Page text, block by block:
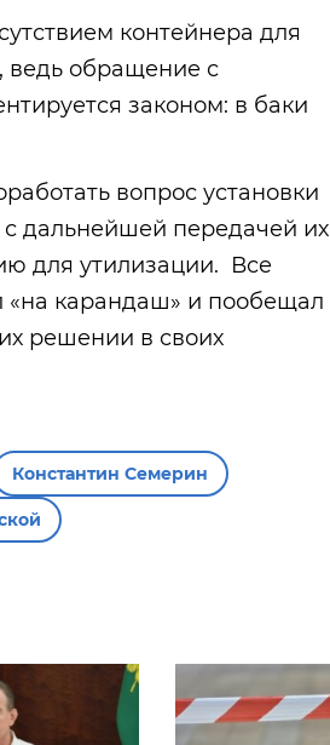
контейнера для
ведь обращение с
законом: в баки
вопрос установки
дальнейшей передачей их
для утилизации. Все
карандаш» и пообещал
решении в своих
Константин Семерин